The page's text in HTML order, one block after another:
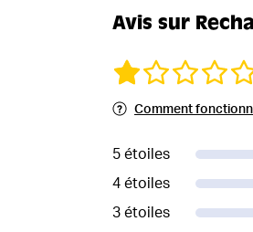
Avis sur
Comment
5 étoiles
4 étoiles
3 étoiles